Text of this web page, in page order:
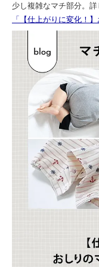
少し複雑なマチ部分。
「【仕上がりに変化！